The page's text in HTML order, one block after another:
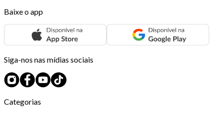
Baixe o app
Siga-nos nas mídias sociais
Categorias